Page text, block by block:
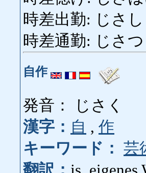
時差出勤: じさ
時差通勤: じさ
自作
発音： じさく
漢字： 自 , 作
キーワード： 芸